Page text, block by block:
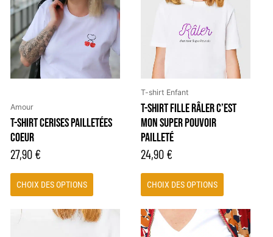
Amour
T-SHIRT CERISES PAILLETÉES
COEUR
27,90 €
CHOIX DES OPTIONS
plusieurs
variations.
Les
options
peuvent
choisies
sur
la
du
produit
T-shirt Enfant
T-SHIRT FILLE RÂLER C’EST
MON SUPER POUVOIR
PAILLETÉ
24,90 €
CHOIX DES OPTIONS
variations.
options
peuvent
être
choisies
sur
la
du
produit
produit
Ce
produit